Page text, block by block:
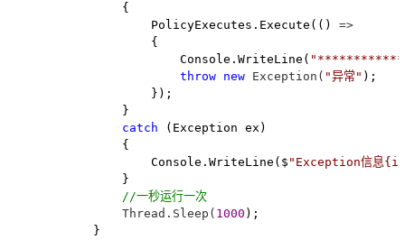
                {
                    PolicyExecutes.Execute(()
=>
                    {
                        Console.WriteLine(
"
throw new Exception( "异常 " );
                    });
                }
catch (Exception ex)
                {
                    Console.WriteLine($
" Exception信息{i}
                }
//一秒运行一次
                Thread.Sleep(
1000 );
            }